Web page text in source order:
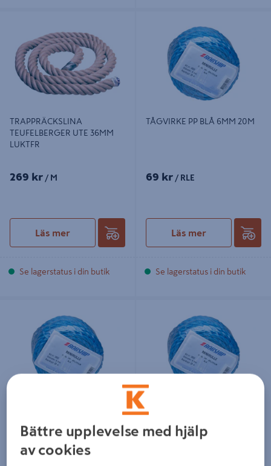
LUKTFR
TRAPPRÄCKSLINA
TEUFELBERGER UTE 36MM
LUKTFR
269 kr / M
Läs mer
Se lagerstatus i din butik
TÅGVIRKE PP BLÅ 6MM 20M
69 kr / RLE
Läs mer
Se lagerstatus i din butik
99 kr / RLE
TÅGVIRKE MINIRLE PP-BLÅ
Bättre upplevelse med hjälp
av cookies